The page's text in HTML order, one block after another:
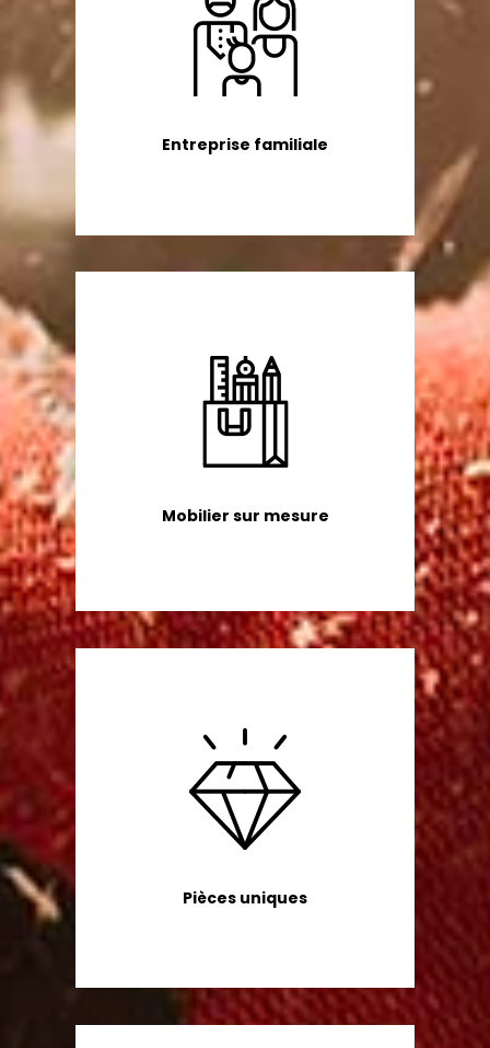
Entreprise familiale
Mobilier sur mesure
Pièces uniques